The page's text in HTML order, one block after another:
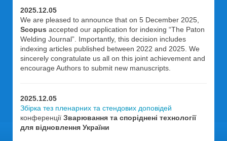
2025.12.05
We are pleased to announce that on 5 December 2025,
Scopus accepted our application for indexing “The Paton
Welding Journal”. Importantly, this decision includes
indexing articles published between 2022 and 2025. We
sincerely congratulate us all on this joint achievement and
encourage Authors to submit new manuscripts.
2025.12.05
Збірка тез пленарних та стендових доповідей
конференції Зварювання та споріднені технології
для відновлення України